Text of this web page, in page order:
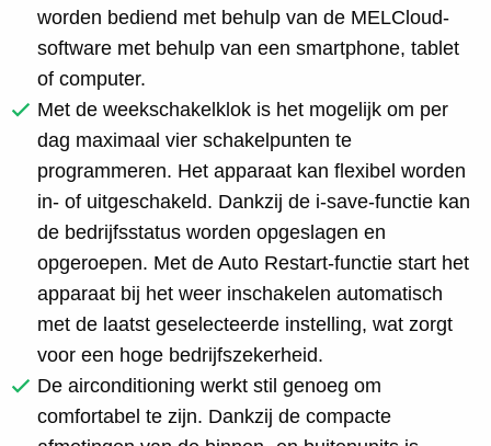
worden bediend met behulp van de MELCloud-
software met behulp van een smartphone, tablet
of computer.
Met de weekschakelklok is het mogelijk om per
dag maximaal vier schakelpunten te
programmeren. Het apparaat kan flexibel worden
in- of uitgeschakeld. Dankzij de i-save-functie kan
de bedrijfsstatus worden opgeslagen en
opgeroepen. Met de Auto Restart-functie start het
apparaat bij het weer inschakelen automatisch
met de laatst geselecteerde instelling, wat zorgt
voor een hoge bedrijfszekerheid.
De airconditioning werkt stil genoeg om
comfortabel te zijn. Dankzij de compacte